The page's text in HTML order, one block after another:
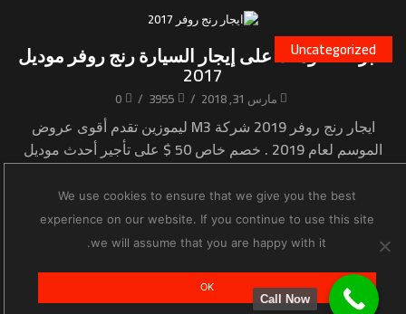
Uncategorized
أكبر الخصومات على إيجار السيارة رنج روفر موديل
2017
مارس 31, 2018 /
3955
/
0
ايجار رنج روفر 2019 شركة M3 ليموزين تقدم أقوى عروض
الموسم لعام 2019 . خصم خاص 50 $ على تأجير أحدث موديل
من السيارة رنج...
Call Now
We use cookies to ensure that we give you the best
experience on our website. If you continue to use this site
we will assume that you are happy with it.
OK